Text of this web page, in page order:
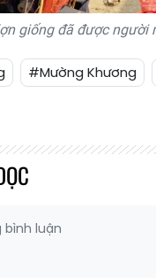
giống đã được người
#Mường Khương